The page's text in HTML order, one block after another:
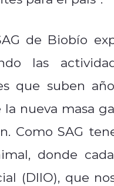
de Biobío
las
que suben
nueva masa
Como SAG
donde
(DIIO), que